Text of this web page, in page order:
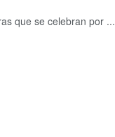
que se celebran por ...